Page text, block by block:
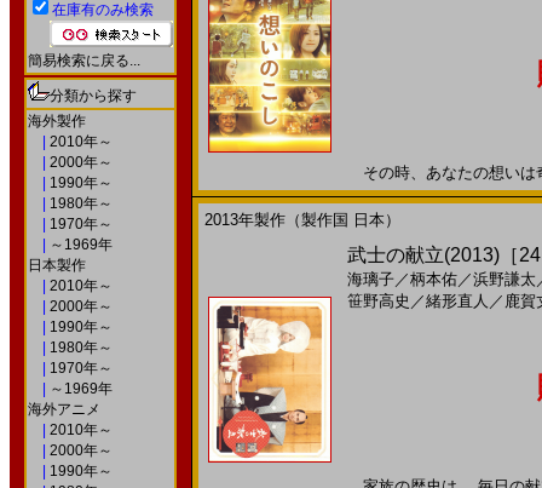
在庫有のみ検索
簡易検索に戻る...
分類から探す
海外製作
2010年～
2000年～
1990年～
1980年～
1970年～
～1969年
日本製作
2010年～
2000年～
1990年～
1980年～
1970年～
～1969年
海外アニメ
2010年～
2000年～
1990年～
その時、あなたの想い
2013年製作（製作国 日本）
武士の献立(2013)［
海璃子／柄本佑／浜野謙太
笹野高史 ／緒形直人 ／ 鹿賀